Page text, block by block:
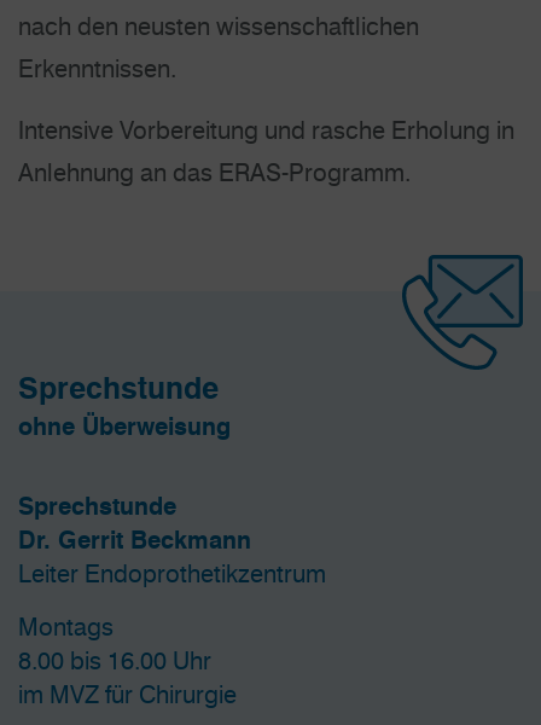
nach den neusten wissenschaftlichen
Erkenntnissen.
Intensive Vorbereitung und rasche Erholung in
Anlehnung an das ERAS-Programm.
Sprechstunde
ohne Überweisung
Sprechstunde
Dr. Gerrit Beckmann
Leiter Endoprothetikzentrum
Montags
8.00 bis 16.00 Uhr
im MVZ für Chirurgie